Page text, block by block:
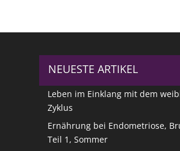
NEUESTE ARTIKEL
Leben im Einklang mit dem
Zyklus
Ernährung bei Endometriose,
Teil 1, Sommer